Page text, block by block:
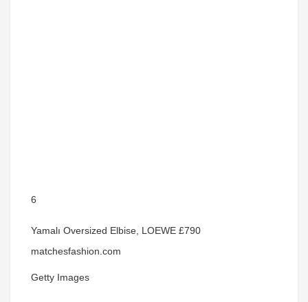
6
Yamalı Oversized Elbise, LOEWE £790
matchesfashion.com
Getty Images